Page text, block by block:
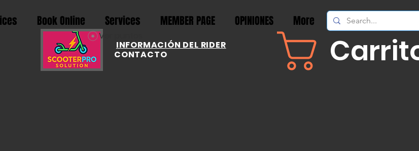
Book Online Services MEMBER PAGE OPINIONES More
INFORMACIÓN DEL RIDER
CONTACTO
Ver puntos